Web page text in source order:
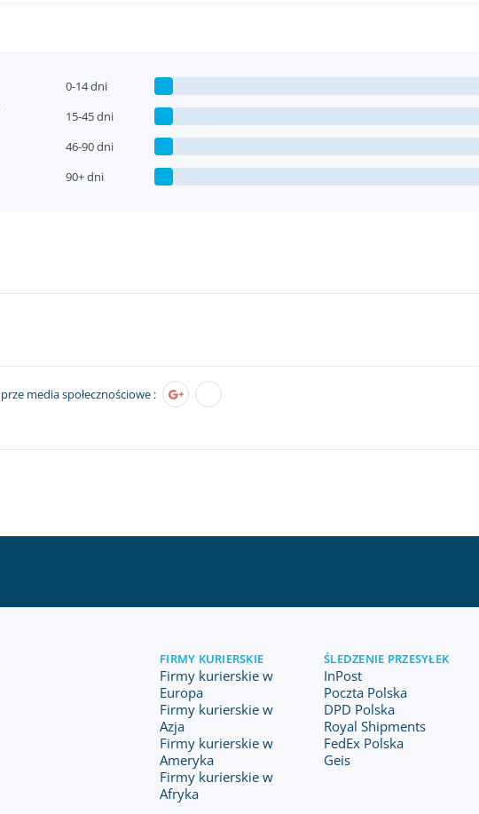
0-14 dni
15-45 dni
46-90 dni
90+ dni
media społecznościowe :
FIRMY KURIERSKIE
Firmy kurierskie w
Europa
Firmy kurierskie w
Azja
Firmy kurierskie w
Ameryka
Firmy kurierskie w
Afryka
ŚLEDZENIE PRZESYŁEK
InPost
Poczta Polska
DPD Polska
Royal Shipments
FedEx Polska
Geis